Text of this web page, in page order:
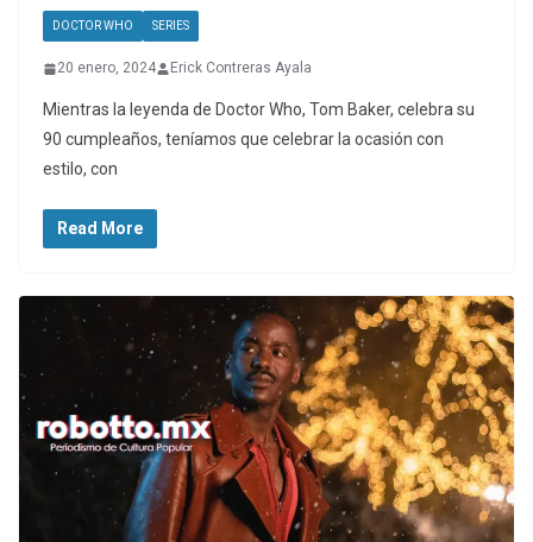
DOCTOR WHO SERIES
20 enero, 2024 Erick Contreras Ayala
Mientras la leyenda de Doctor Who, Tom Baker, celebra su
90 cumpleaños, teníamos que celebrar la ocasión con
estilo, con
Read More